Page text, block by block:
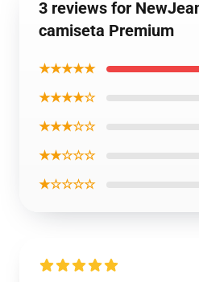
3 reviews for
camiseta Premium
★★★★★
★★★★☆
★★★☆☆
★★☆☆☆
★☆☆☆☆